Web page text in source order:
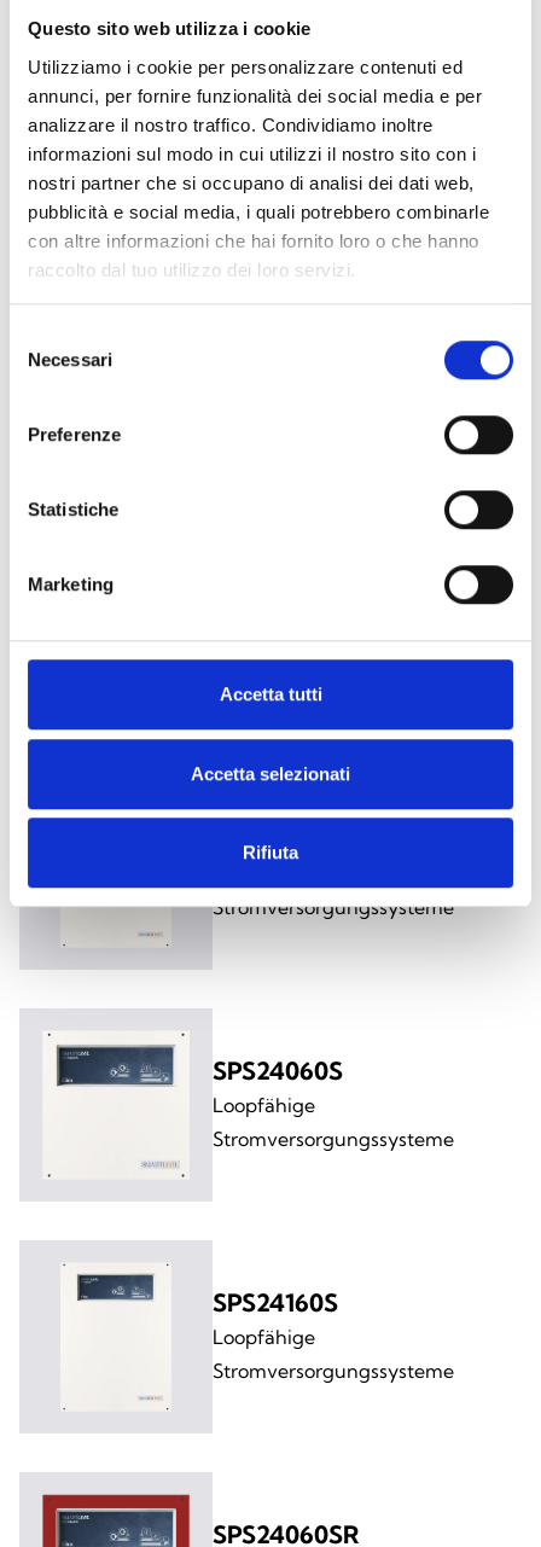
Questo sito web utilizza i cookie
Utilizziamo i cookie per personalizzare contenuti ed
annunci, per fornire funzionalità dei social media e per
analizzare il nostro traffico. Condividiamo inoltre
informazioni sul modo in cui utilizzi il nostro sito con i
nostri partner che si occupano di analisi dei dati web,
pubblicità e social media, i quali potrebbero combinarle
con altre informazioni che hai fornito loro o che hanno
raccolto dal tuo utilizzo dei loro servizi.
delNecessari
Preferenze
Statistiche
Marketing
Accetta tutti
Accetta selezionati
Rifiuta
ProbeTH
Temperatursensor zur
Batterieladespannung
Dieses Produkt ist in folgenden
Autonome
SPS24160G
Stromversorgungssysteme
SPS24060S
Loopfähige
Stromversorgungssysteme
SPS24160S
Loopfähige
Stromversorgungssysteme
SPS24060SR